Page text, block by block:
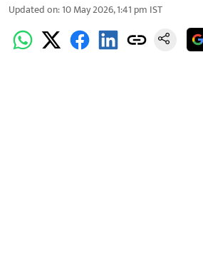
Updated on:10 May 2026, 1:41 pm IST